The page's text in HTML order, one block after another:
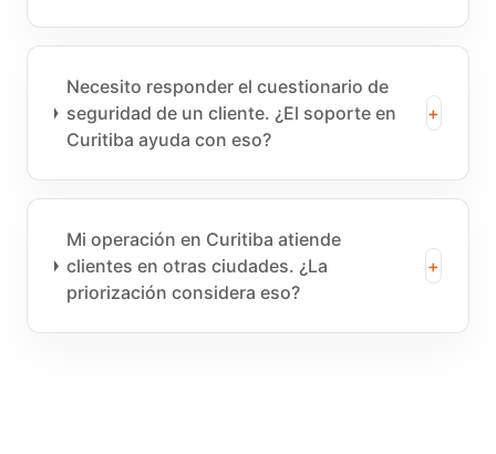
Necesito responder el cuestionario de
seguridad de un cliente. ¿El soporte en
Curitiba ayuda con eso?
+
Mi operación en Curitiba atiende
clientes en otras ciudades. ¿La
priorización considera eso?
+